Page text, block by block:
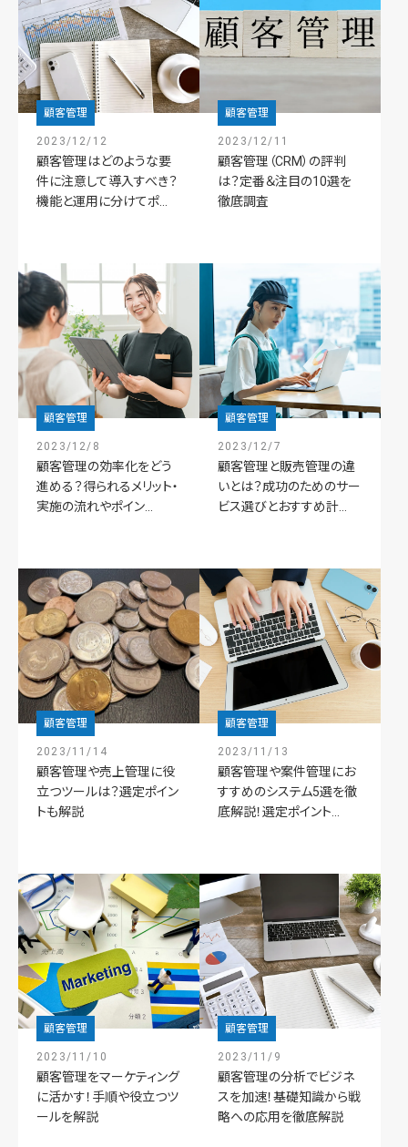
顧客管理
2023/12/12
顧客管理はどのような要
件に注意して導入すべき？
機能と運用に分けてポ...
顧客管理
2023/12/11
顧客管理（CRM）の評判
は？定番＆注目の10選を
徹底調査
顧客管理
2023/12/8
顧客管理の効率化をどう
進める？得られるメリット・
実施の流れやポイン...
顧客管理
2023/12/7
顧客管理と販売管理の違
いとは？成功のためのサー
ビス選びとおすすめ計...
顧客管理
2023/11/14
顧客管理や売上管理に役
立つツールは？選定ポイン
トも解説
顧客管理
2023/11/13
顧客管理や案件管理にお
すすめのシステム5選を徹
底解説！選定ポイント...
顧客管理
2023/11/10
顧客管理をマーケティング
に活かす！手順や役立つツ
ールを解説
顧客管理
2023/11/9
顧客管理の分析でビジネ
スを加速！基礎知識から戦
略への応用を徹底解説